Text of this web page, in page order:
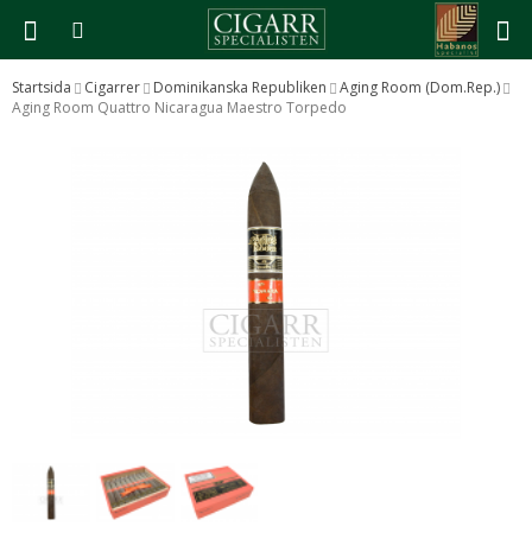
Produkten har blivit tillagd i varukorgen
Startsida Cigarrer Dominikanska Republiken
Aging Room (Dom.Rep.)
Aging Room Quattro Nicaragua Maestro Torpedo